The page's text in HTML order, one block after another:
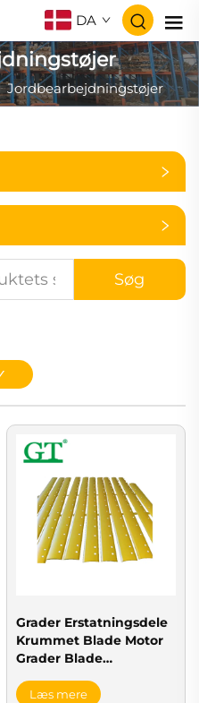
DA
Jordbearbejdningstøjer
Søg
Grader Erstatningsdele
Krummet Blade Motor
Grader Blade
Læs mere